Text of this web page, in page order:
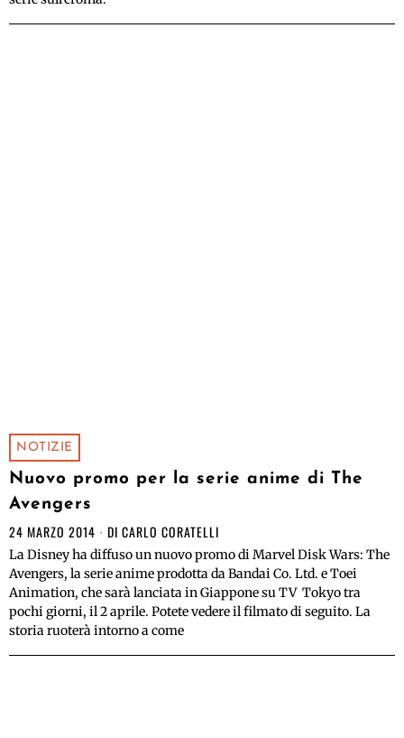
NOTIZIE
Nuovo promo per la serie anime di The
Avengers
24 MARZO 2014 DI CARLO CORATELLI
La Disney ha diffuso un nuovo promo di Marvel Disk Wars: The
Avengers, la serie anime prodotta da Bandai Co. Ltd. e Toei
Animation, che sarà lanciata in Giappone su TV Tokyo tra
pochi giorni, il 2 aprile. Potete vedere il filmato di seguito. La
storia ruoterà intorno a come